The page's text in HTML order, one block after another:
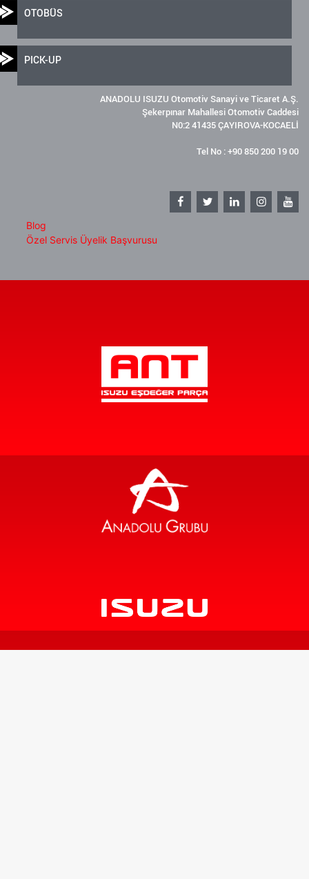
OTOBÜS
PICK-UP
ANADOLU ISUZU Otomotiv Sanayi ve Ticaret A.Ş.
Şekerpınar Mahallesi Otomotiv Caddesi
N0:2 41435 ÇAYIROVA-KOCAELİ
Tel No : +90 850 200 19 00
Blog
Özel Servis Üyelik Başvurusu